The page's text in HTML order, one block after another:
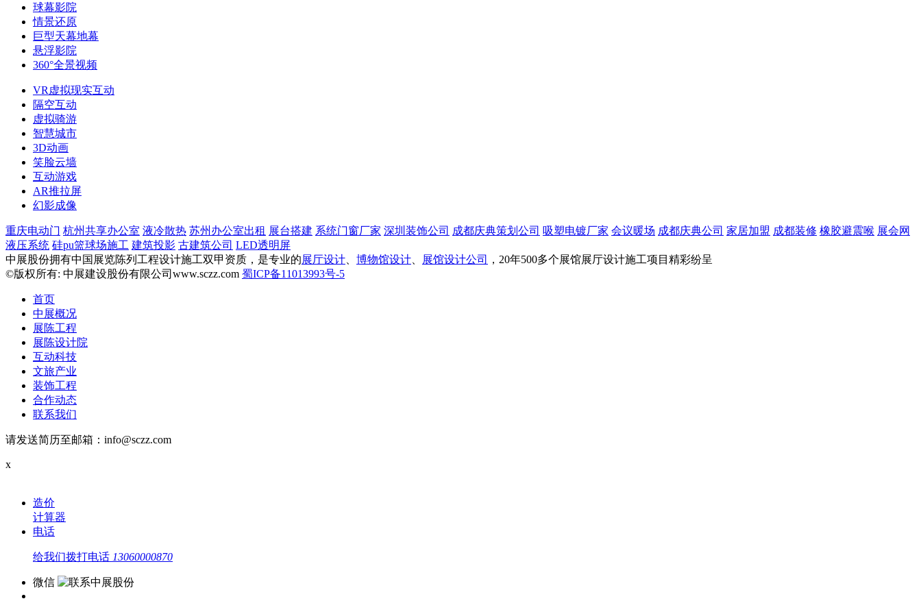
球幕影院
情景还原
巨型天幕地幕
悬浮影院
360°全景视频
VR虚拟现实互动
隔空互动
虚拟骑游
智慧城市
3D动画
笑脸云墙
互动游戏
AR推拉屏
幻影成像
重庆电动门 杭州共享办公室 液冷散热 苏州办公室出租 展台搭建 系统门窗厂家 深圳装饰公司 成都庆典策划公司 吸塑电镀厂家 会议暖场 成都庆典公司 家居加盟 成都装修 橡胶避震喉 展会网
液压系统 硅pu篮球场施工 建筑投影 古建筑公司 LED透明屏
中展股份拥有中国展览陈列工程设计施工双甲资质，是专业的展厅设计 博物馆设计 展馆设计公司
，20年500多个展馆展厅设计施工项目精彩纷呈
©版权所有: 中展建设股份有限公司www.sczz.com 蜀ICP备11013993号-5
首页
中展概况
展陈工程
展陈设计院
互动科技
文旅产业
装饰工程
合作动态
联系我们
请发送简历至邮箱：info@sczz.com
x
造价
计算器
电话
给我们拨打电话 13060000870
微信